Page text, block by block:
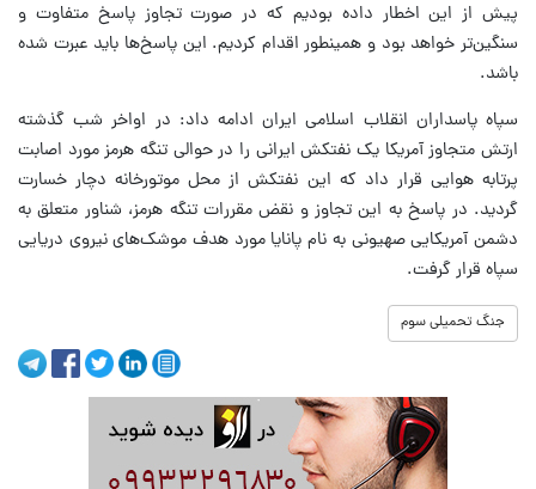
پیش از این اخطار داده بودیم که در صورت تجاوز پاسخ متفاوت و
سنگین‌تر خواهد بود و همینطور اقدام کردیم. این پاسخ‌ها باید عبرت شده
باشد.
سپاه پاسداران انقلاب اسلامی ایران ادامه داد: در اواخر شب گذشته
ارتش متجاوز آمریکا یک نفتکش ایرانی را در حوالی تنگه هرمز مورد اصابت
پرتابه هوایی قرار داد که این نفتکش از محل موتورخانه دچار خسارت
گردید. در پاسخ به این تجاوز و نقض مقررات تنگه هرمز، شناور متعلق به
دشمن آمریکایی صهیونی به نام پانایا مورد هدف موشک‌های نیروی دریایی
سپاه قرار گرفت.
جنگ تحمیلی سوم